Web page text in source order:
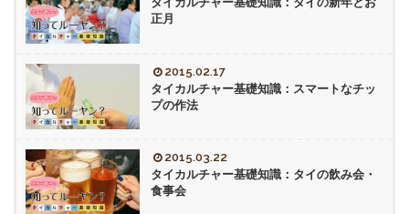
正月
2015.02.17
タイカルチャー基礎知識：スマートなチッ
プの作法
2015.03.22
タイカルチャー基礎知識：タイの飲み会・
食事会